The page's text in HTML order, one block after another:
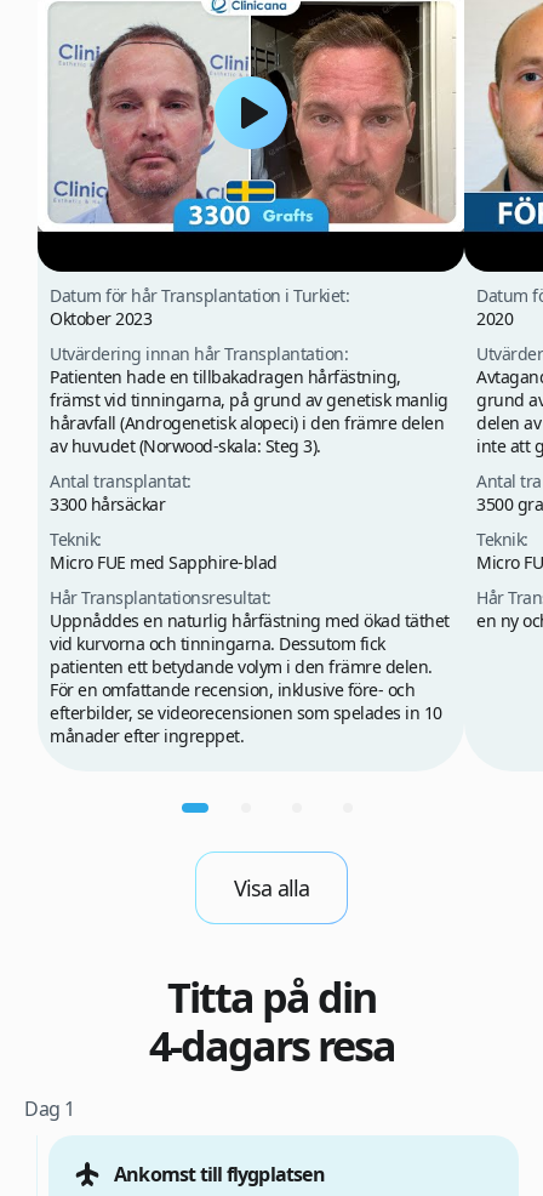
Datum för hår Transplantation i Turkiet:
Oktober 2023
Utvärdering innan hår Transplantation:
Patienten hade en tillbakadragen hårfästning,
främst vid tinningarna, på grund av genetisk manlig
håravfall (Androgenetisk alopeci) i den främre delen
av huvudet (Norwood-skala: Steg 3).
Antal transplantat:
3300 hårsäckar
Teknik:
Micro FUE med Sapphire-blad
Hår Transplantationsresultat:
Uppnåddes en naturlig hårfästning med ökad täthet
vid kurvorna och tinningarna. Dessutom fick
patienten ett betydande volym i den främre delen.
För en omfattande recension, inklusive före- och
efterbilder, se videorecensionen som spelades in 10
månader efter ingreppet.
Datum
2020
grund
delen
inte att
Antal
3500
Teknik:
Micro
Hår
en ny
Visa alla
Titta på din
4-dagars resa
Dag 1
Ankomst till flygplatsen